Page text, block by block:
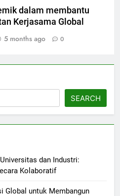
dalam membantu
Kerjasama Global
5 months ago 0
SEARCH
dan Industri:
Kolaboratif
Global untuk Membangun